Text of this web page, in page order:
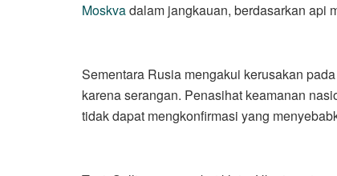
Moskvadalam jangkauan, berdasarkan api
Sementara Rusia mengakui kerusakan
karena serangan. Penasihat keamanan
tidak dapat mengkonfirmasi yang